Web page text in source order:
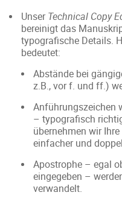
UnserTechnical Copy
bereinigt das
typografische Details.
bedeutet:
Abstände bei
z.B., vor f. und ff.)
Anführungszeichen
– typografisch
übernehmen wir
einfacher und
Apostrophe – egal
eingegeben –
verwandelt.